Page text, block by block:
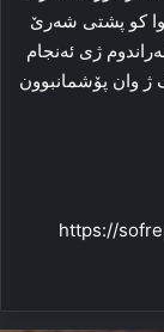
کو پشتی شه‌رێ
ژی ئه‌نجام
وان پۆشمانبوون
https://